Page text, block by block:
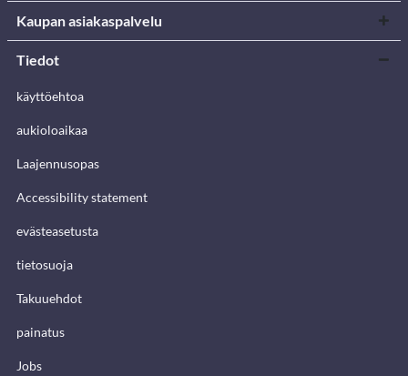
Kaupan asiakaspalvelu
Tiedot
käyttöehtoa
aukioloaikaa
Laajennusopas
Accessibility statement
evästeasetusta
tietosuoja
Takuuehdot
painatus
Jobs